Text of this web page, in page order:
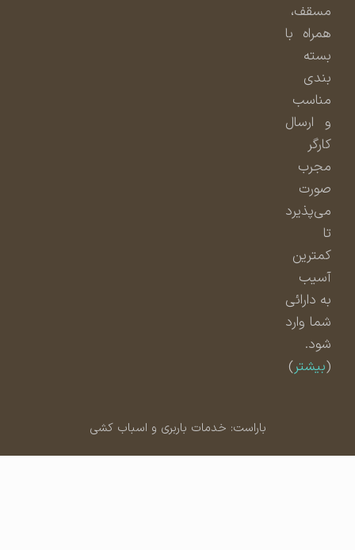
مسقف،
همراه با
بسته
بندی
مناسب
و ارسال
مجرب
صورت
می‌پذیرد
کمترین
آسیب
به دارائی
شما وارد
شود.
بیشتر)
باراست: خدمات باربری و اسباب کشی